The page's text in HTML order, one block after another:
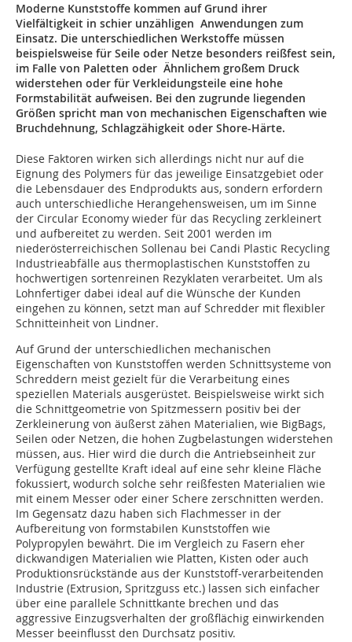
Moderne Kunststoffe kommen auf Grund ihrer
Vielfältigkeit in schier unzähligen Anwendungen zum
Einsatz. Die unterschiedlichen Werkstoffe müssen
beispielsweise für Seile oder Netze be­­sonders reißfest sein,
im Falle von Paletten oder Ähnli­­chem großem Druck
widerstehen oder für Ver­­klei­dungsteile eine hohe
Formstabilität auf­wei­sen. Bei den zugrunde liegenden
Größen spricht man von mechanischen Eigenschaften wie
Bruch­deh­nung, Schlagzähigkeit oder Shore-Härte.
Diese Faktoren wirken sich allerdings nicht nur auf die
Eignung des Polymers für das jeweilige Einsatzgebiet oder
die Lebensdauer des Endprodukts aus, sondern erfordern
auch unterschiedliche Herangehensweisen, um im Sinne
der Circular Economy wieder für das Recycling zerkleinert
und aufbereitet zu werden. Seit 2001 werden im
niederösterreichischen Sollenau bei Candi Plastic Recycling
Industrieabfälle aus thermoplastischen Kunststoffen zu
hochwertigen sortenreinen Rezyklaten verarbeitet. Um als
Lohnfertiger dabei ideal auf die Wünsche der Kunden
eingehen zu können, setzt man auf Schredder mit flexibler
Schnitteinheit von Lindner.
Auf Grund der unterschiedlichen mechanischen
Eigenschaften von Kunststoffen werden Schnittsysteme von
Schreddern meist gezielt für die Verarbeitung eines
speziellen Materials ausgerüstet. Beispielsweise wirkt sich
die Schnittgeometrie von Spitzmessern positiv bei der
Zerkleinerung von äußerst zähen Materialien, wie BigBags,
Seilen oder Netzen, die hohen Zugbelastungen widerstehen
müssen, aus. Hier wird die durch die Antriebseinheit zur
Verfügung gestellte Kraft ideal auf eine sehr kleine Fläche
fokussiert, wodurch solche sehr reißfesten Materialien wie
mit einem Messer oder einer Schere zerschnitten werden.
Im Gegensatz dazu haben sich Flachmesser in der
Aufbereitung von formstabilen Kunststoffen wie
Polypropylen bewährt. Die im Vergleich zu Fasern eher
dickwandigen Materialien wie Platten, Kisten oder auch
Produktionsrückstände aus der Kunststoff-verarbeitenden
Industrie (Extrusion, Spritzguss etc.) lassen sich einfacher
über eine parallele Schnittkante brechen und das
aggressive Einzugsverhalten der großflächig einwirkenden
Messer beeinflusst den Durchsatz positiv.